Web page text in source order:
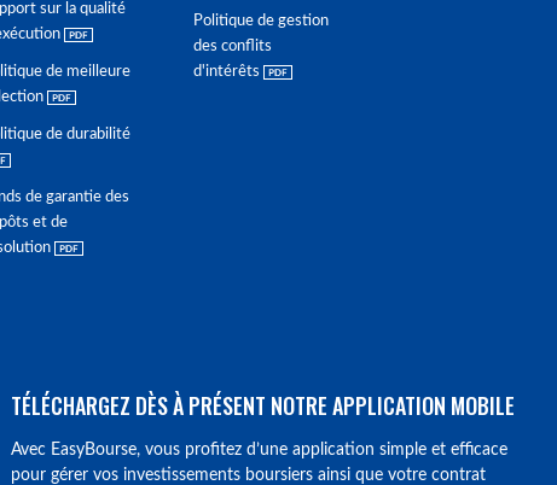
sur la qualité
de meilleure
de durabilité
de garantie des
et de
Politique de gestion
des conflits
d'intérêts
TÉLÉCHARGEZ DÈS À PRÉSENT NOTRE APPLICATION MOBILE
Avec EasyBourse, vous profitez d’une application simple et efficace
pour gérer vos investissements boursiers ainsi que votre contrat